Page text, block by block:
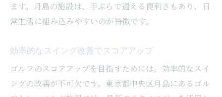
ます。月島の施設は、手ぶらで通える便利さもあり、日
常生活に組み込みやすいのが特徴です。
効率的なスイング改善でスコアアップ
ゴルフのスコアアップを目指すためには、効率的なスイ
ングの改善が不可欠です。東京都中央区月島にあるゴル